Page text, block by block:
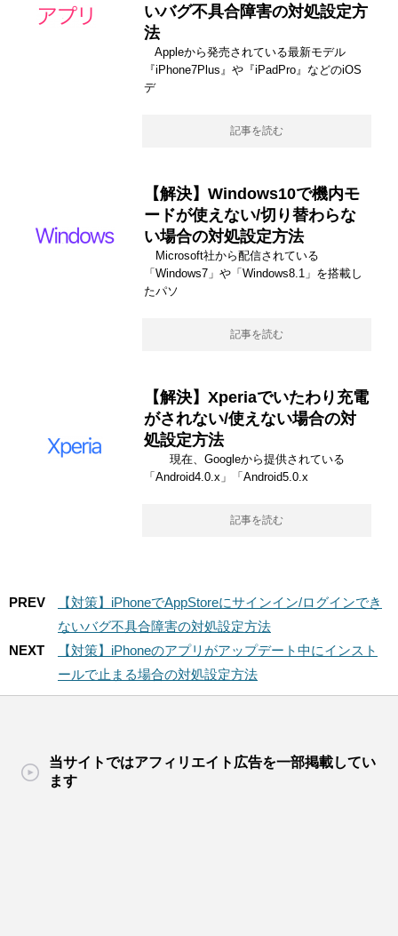
いバグ不具合障害の対処設定方
法
Appleから発売されている最新モデル
『iPhone7Plus』や『iPadPro』などのiOS
デ
記事を読む
【解決】Windows10で機内モ
ードが使えない/切り替わらな
い場合の対処設定方法
Microsoft社から配信されている
「Windows7」や「Windows8.1」を搭載し
たパソ
記事を読む
【解決】Xperiaでいたわり充電
がされない/使えない場合の対
処設定方法
現在、Googleから提供されている
「Android4.0.x」「Android5.0.x
記事を読む
PREV
【対策】iPhoneでAppStoreにサインイン/ログインでき
ないバグ不具合障害の対処設定方法
NEXT
【対策】iPhoneのアプリがアップデート中にインスト
ールで止まる場合の対処設定方法
当サイトではアフィリエイト広告を一部掲載してい
ます